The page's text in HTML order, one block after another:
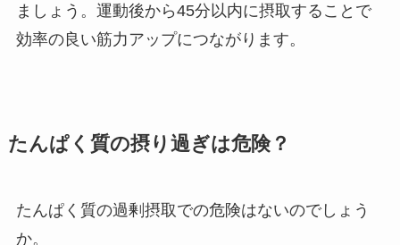
ましょう。運動後から45分以内に摂取することで
効率の良い筋力アップにつながります。
たんぱく質の摂り過ぎは危険？
たんぱく質の過剰摂取での危険はないのでしょう
か。